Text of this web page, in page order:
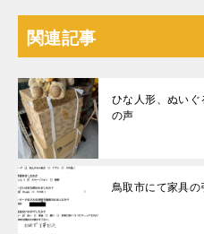
関連記事
ひな人形、ぬい
の声
鳥取市にて家具